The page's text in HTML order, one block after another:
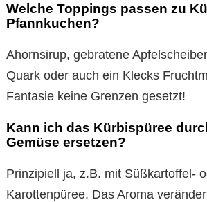
Welche Toppings passen zu
Pfannkuchen?
Ahornsirup, gebratene
Quark oder auch ein Klecks
Fantasie keine Grenzen gesetzt!
Kann ich das Kürbispüree
Gemüse ersetzen?
Prinzipiell ja, z.B. mit Süßkartoffel-
Karottenpüree. Das Aroma